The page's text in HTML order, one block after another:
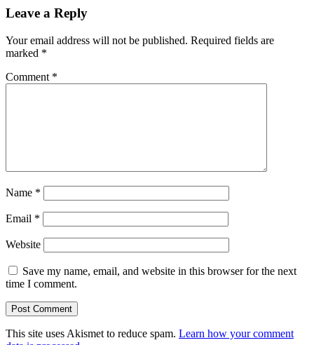
Leave a Reply
Your email address will not be published. Required fields are
marked *
Comment *
Name *
Email *
Website
Save my name, email, and website in this browser for the next
time I comment.
This site uses Akismet to reduce spam. Learn how your comment